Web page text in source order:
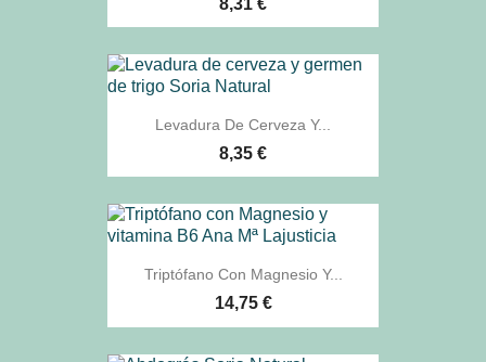
Levadura De Cerveza Y...
8,35 €
Triptófano Con Magnesio Y...
14,75 €